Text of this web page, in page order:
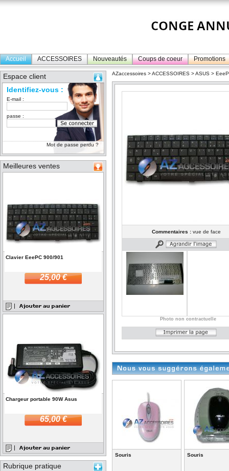
Accueil ACCESSOIRES Nouveautés Coups de coeur Promotions
Espace client
Identifiez-vous :
E-mail :
passe :
Mot de passe perdu ?
Meilleures ventes
Clavier EeePC 900/901
25,00 €
Chargeur portable 90W Asus
65,00 €
Rubrique pratique
AZaccessoires >ACCESSOIRES >ASUS >
Commentaires :vue de face
Photo non contractuelle
Souris Souris